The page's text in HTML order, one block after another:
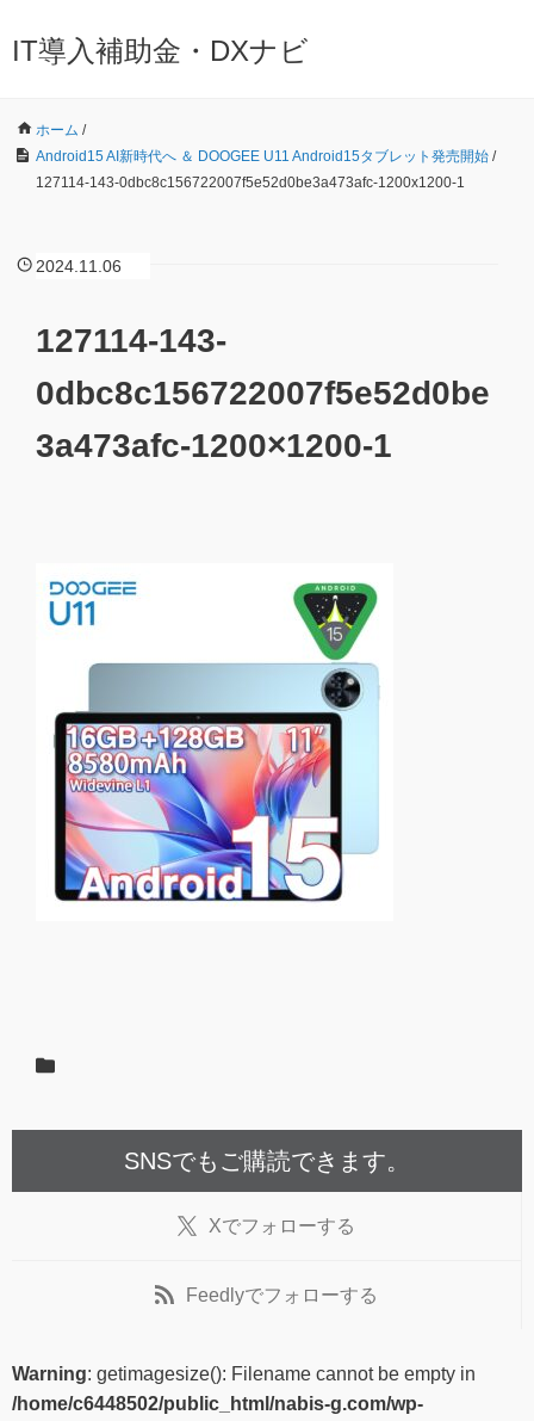
IT導入補助金・DXナビ
ホーム /
Android15 AI新時代へ ＆ DOOGEE U11 Android15タブレット発売開始 /
127114-143-0dbc8c156722007f5e52d0be3a473afc-1200x1200-1
2024.11.06
127114-143-
0dbc8c156722007f5e52d0be
3a473afc-1200×1200-1
SNSでもご購読できます。
Xでフォローする
Feedlyでフォローする
Warning: getimagesize(): Filename cannot be empty in
/home/c6448502/public_html/nabis-g.com/wp-